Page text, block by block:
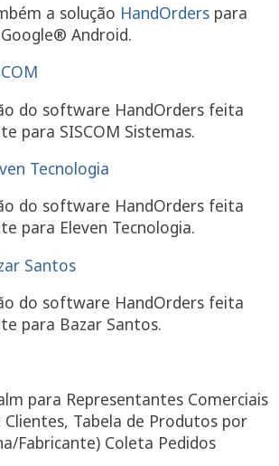
a solução HandOrders para
Android.
do software HandOrders feita
para SISCOM Sistemas.
Tecnologia
do software HandOrders feita
para Eleven Tecnologia.
Santos
do software HandOrders feita
para Bazar Santos.
para Representantes Comerciais
Clientes, Tabela de Produtos por
Fabricante) Coleta Pedidos